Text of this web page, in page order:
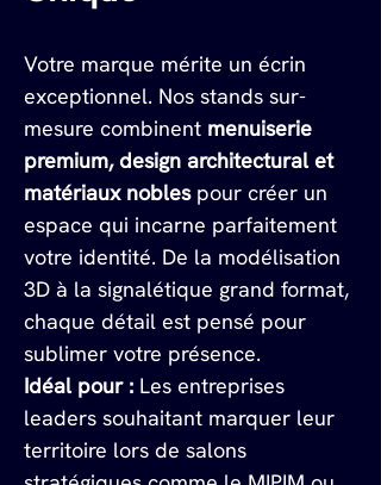
Votre marque mérite un écrin
exceptionnel. Nos stands sur-
mesure combinent menuiserie
premium, design architectural et
matériaux nobles pour créer un
espace qui incarne parfaitement
votre identité. De la modélisation
3D à la signalétique grand format,
chaque détail est pensé pour
sublimer votre présence.
Idéal pour : Les entreprises
leaders souhaitant marquer leur
territoire lors de salons